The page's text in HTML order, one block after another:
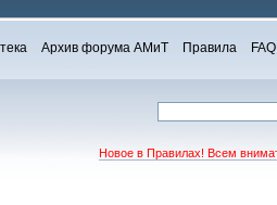
Архив форума АМиТ Правила FAQ
Новое в Правилах! Всем